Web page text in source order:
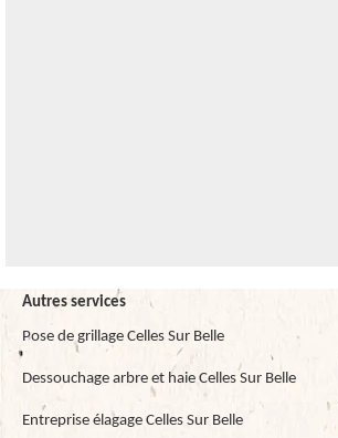
Autres services
Pose de grillage Celles Sur Belle
Dessouchage arbre et haie Celles Sur Belle
Entreprise élagage Celles Sur Belle